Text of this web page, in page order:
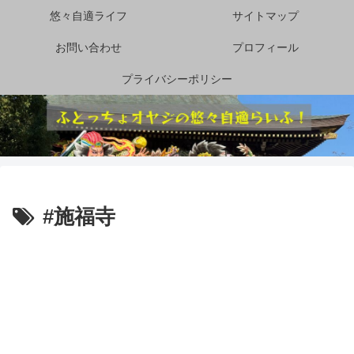
悠々自適ライフ サイトマップ
お問い合わせ プロフィール
プライバシーポリシー
#施福寺